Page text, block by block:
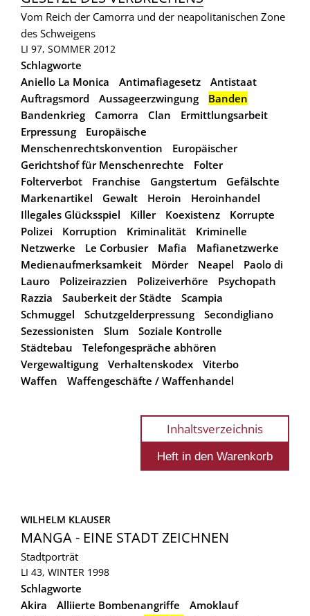
Vom Reich der Camorra und der neapolitanischen Zone
des Schweigens
LI 97, SOMMER 2012
Schlagworte
Aniello La Monica
Antimafiagesetz
Antistaat
Auftragsmord
Aussageerzwingung
Banden
Bandenkrieg
Camorra Clan
Ermittlungsarbeit
Erpressung
Europäische
Menschenrechtskonvention
Europäischer
Gerichtshof für Menschenrechte
Folter
Folterverbot
Franchise Gangstertum
Gefälschte
Markenartikel
Gewalt Heroin
Heroinhandel
Illegales Glücksspiel
Killer Koexistenz
Korrupte
Polizei
Korruption Kriminalität
Kriminelle
Netzwerke
Le Corbusier Mafia
Mafianetzwerke
Medienaufmerksamkeit
Mörder Neapel
Paolo di
Lauro
Polizeirazzien Polizeiverhöre
Psychopath
Razzia
Sauberkeit der Städte
Scampia
Schmuggel
Schutzgelderpressung
Secondigliano
Sezessionisten
Slum
Soziale Kontrolle
Städtebau
Telefongespräche abhören
Vergewaltigung
Verhaltenskodex
Viterbo
Waffen
Waffengeschäfte / Waffenhandel
Inhaltsverzeichnis
WILHELM KLAUSER
MANGA - EINE STADT ZEICHNEN
Stadtporträt
LI 43, WINTER 1998
Schlagworte
Akira
Alliierte Bombenangriffe
Amoklauf